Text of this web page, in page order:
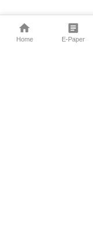
Home E-Paper